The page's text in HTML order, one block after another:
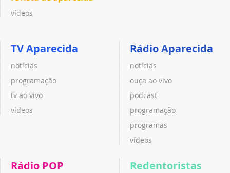
vídeos
TV Aparecida
notícias
programação
tv ao vivo
vídeos
Rádio Aparecida
notícias
ouça ao vivo
podcast
programação
programas
vídeos
Rádio POP Redentoristas